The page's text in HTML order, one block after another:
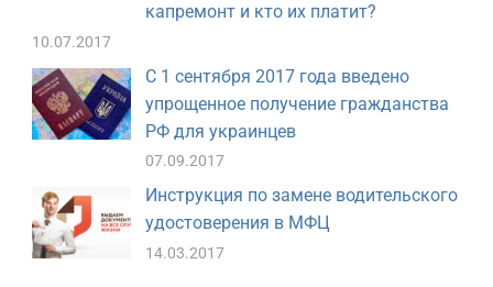
капремонт и кто их платит?
10.07.2017
С 1 сентября 2017 года введено
упрощенное получение гражданства
РФ для украинцев
07.09.2017
Инструкция по замене водительского
удостоверения в МФЦ
14.03.2017